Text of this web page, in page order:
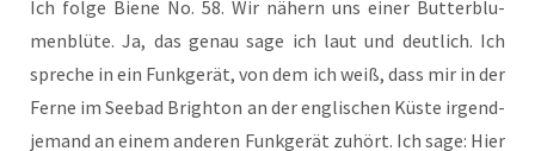
Ich fol­ge Bie­ne No. 58. Wir nähern uns einer But­ter­blu­
men­blü­te. Ja, das genau sage ich laut und deut­lich. Ich
spre­che in ein Funk­ge­rät, von dem ich weiß, dass mir in der
Fer­ne im See­bad Brigh­ton an der eng­li­schen Küs­te irgend­
je­mand an einem ande­ren Funk­ge­rät zuhört. Ich sage: Hier